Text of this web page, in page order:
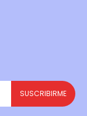
SUSCRIBIRME